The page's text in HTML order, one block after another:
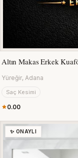
Altın Makas Erkek
Yüreğir, Adana
Saç Kesimi
0.00
✨ ONAYLI